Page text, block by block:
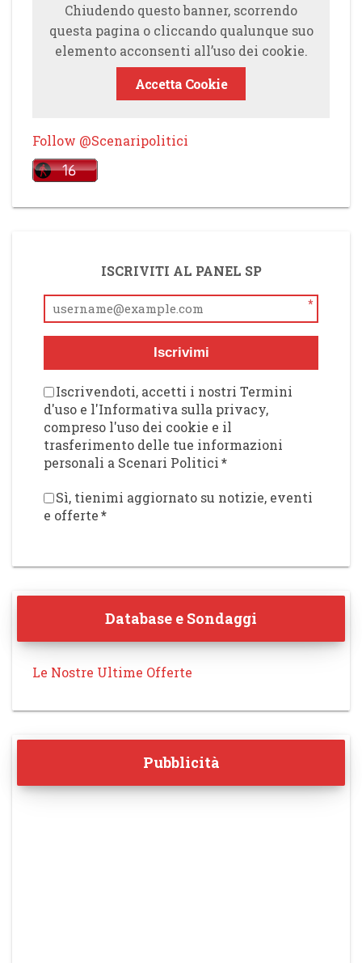
Chiudendo questo banner, scorrendo
questa pagina o cliccando qualunque suo
elemento acconsenti all’uso dei cookie.
Accetta Cookie
Follow @Scenaripolitici
ISCRIVITI AL PANEL SP
*
Iscrivimi
Iscrivendoti, accetti i nostri Termini
d'uso e l'Informativa sulla privacy,
compreso l'uso dei cookie e il
trasferimento delle tue informazioni
personali a Scenari Politici*
Sì, tienimi aggiornato su notizie, eventi
e offerte*
Database e Sondaggi
Le Nostre Ultime Offerte
Pubblicità